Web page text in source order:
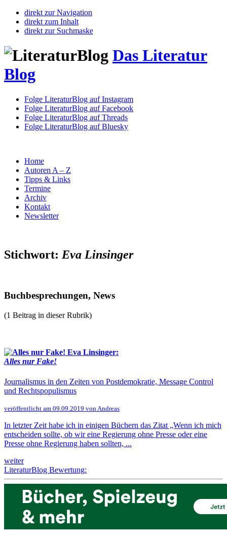
direkt zur Navigation
direkt zum Inhalt
direkt zur Suchmaske
Das Literatur
Blog
Folge LiteraturBlog auf Instagram
Folge LiteraturBlog auf Facebook
Folge LiteraturBlog auf Threads
Folge LiteraturBlog auf Bluesky
Home
Autoren A – Z
Tipps & Links
Termine
Archiv
Kontakt
Newsletter
Stichwort: Eva Linsinger
Buchbesprechungen, News
(1 Beitrag in dieser Rubrik)
Eva Linsinger:
Alles nur Fake!
Journalismus in den Zeiten von Postdemokratie, Message Control
und Rechtspopulismus
veröffentlicht am 09.09.2019 von Andreas
In letzter Zeit habe ich in einigen Büchern das Zitat „Wenn ich mich
entscheiden sollte, ob wir eine Regierung ohne Presse oder eine
Presse ohne Regierung haben sollten, ...
weiter
LiteraturBlog Bewertung: